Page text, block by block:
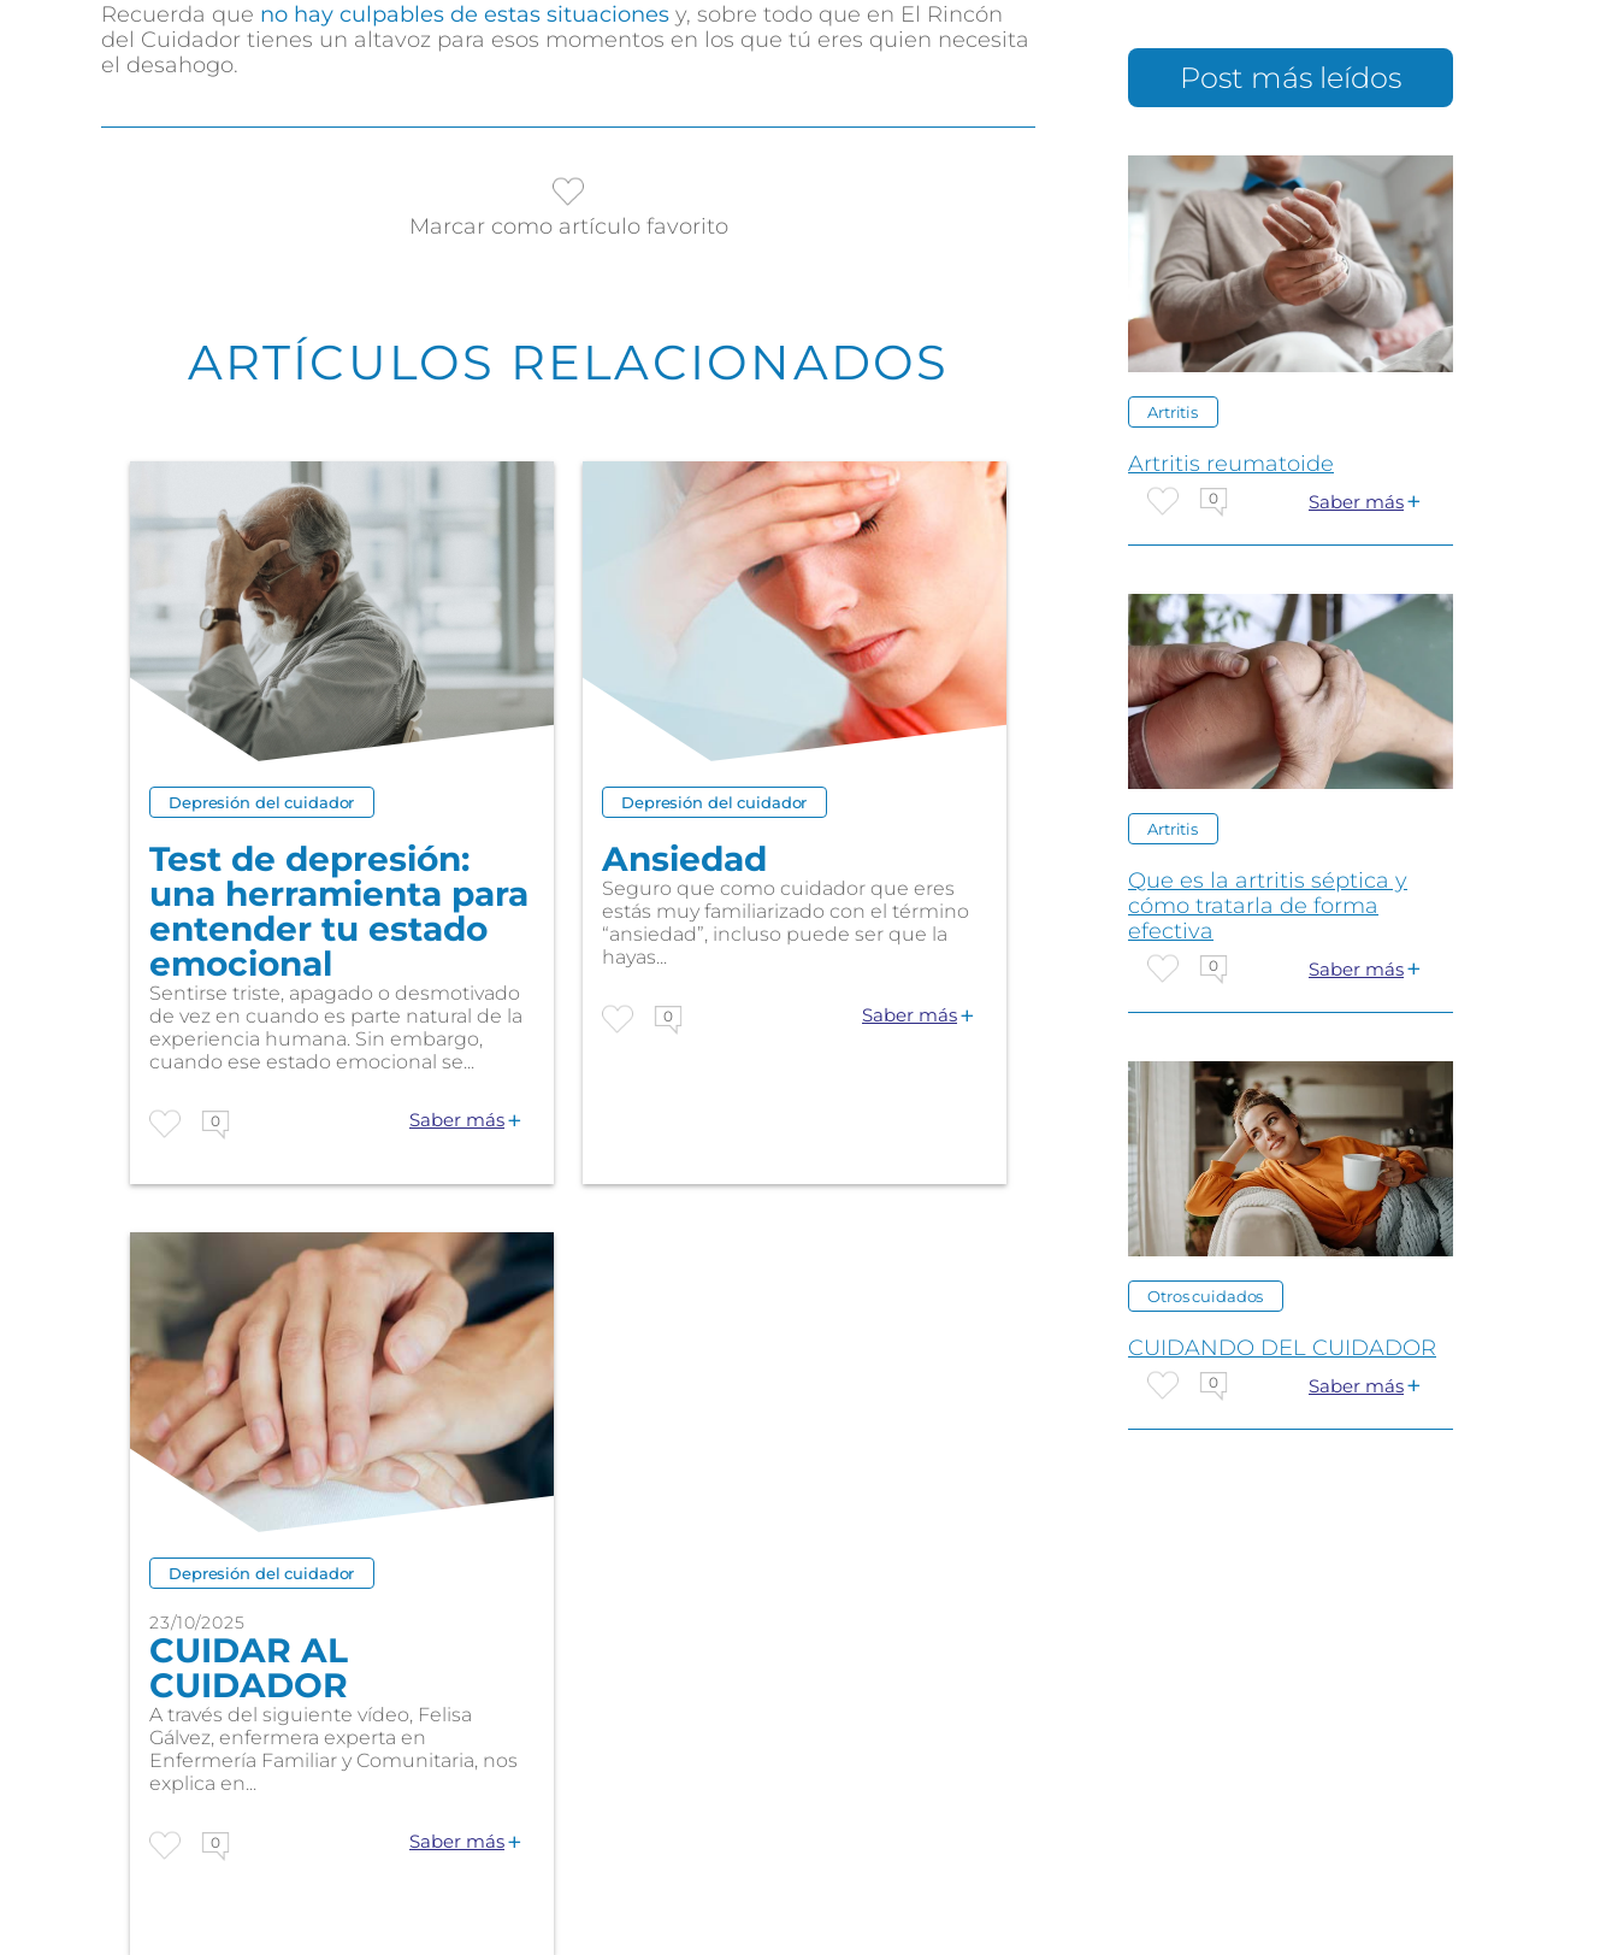
Recuerda que no hay culpables de estas situaciones y, sobre todo que en El Rincón
del Cuidador tienes un altavoz para esos momentos en los que tú eres quien necesita
el desahogo.
Marcar como artículo favorito
ARTÍCULOS RELACIONADOS
Depresión del cuidador
Test de depresión:
una herramienta para
entender tu estado
emocional
Sentirse triste, apagado o desmotivado
de vez en cuando es parte natural de la
experiencia humana. Sin embargo,
cuando ese estado emocional se...
0 Saber más
Depresión del cuidador
Ansiedad
Seguro que como cuidador que eres
estás muy familiarizado con el término
“ansiedad”, incluso puede ser que la
hayas...
0 Saber más
Depresión del cuidador
23/10/2025
CUIDAR AL
CUIDADOR
A través del siguiente vídeo, Felisa
Gálvez, enfermera experta en
Enfermería Familiar y Comunitaria, nos
explica en...
0 Saber más
Post más leídos
Artritis
Artritis reumatoide
0 Saber más
Artritis
Que es la artritis séptica y
cómo tratarla de forma
efectiva
0 Saber más
Otros cuidados
CUIDANDO DEL CUIDADOR
0 Saber más